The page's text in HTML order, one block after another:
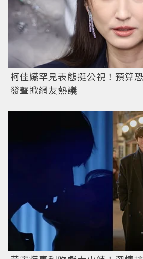
柯佳嬿罕見表態挺公視！預算
發聲掀網友熱議